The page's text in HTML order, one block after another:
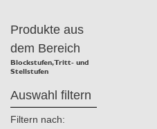
Produkte aus
dem Bereich
Blockstufen, Tritt- und
Stellstufen
Auswahl filtern
Filtern nach: